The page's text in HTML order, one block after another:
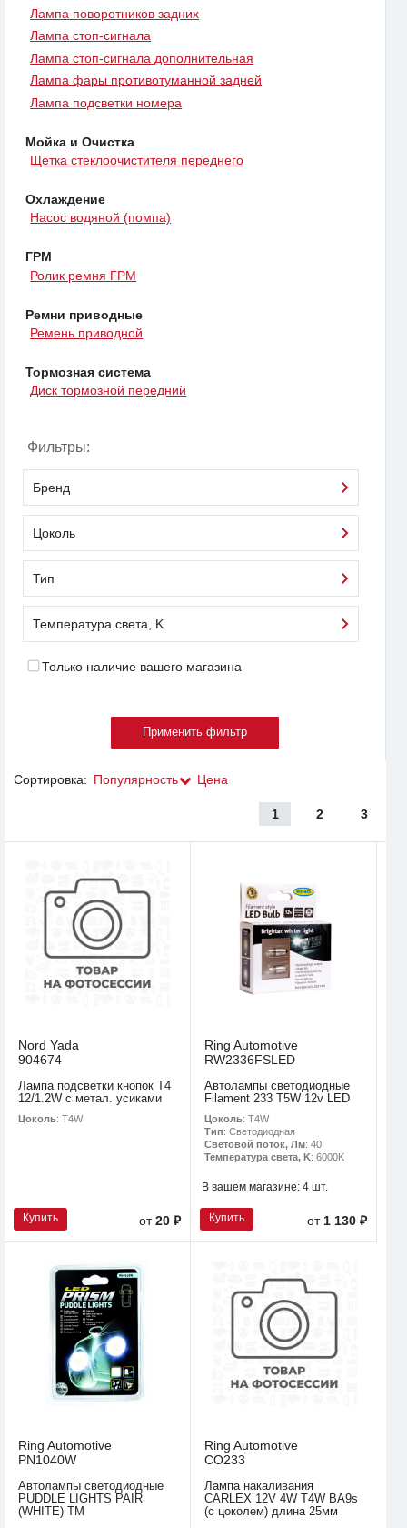
Лампа поворотников задних
Лампа стоп-сигнала
Лампа стоп-сигнала дополнительная
Лампа фары противотуманной задней
Лампа подсветки номера
Мойка и Очистка
Щетка стеклоочистителя переднего
Охлаждение
Насос водяной (помпа)
ГРМ
Ролик ремня ГРМ
Ремни приводные
Ремень приводной
Тормозная система
Диск тормозной передний
Фильтры:
Бренд
Цоколь
Тип
Температура света, K
Только наличие вашего магазина
Сортировка: Популярность Цена
1 2 3
Nord Yada
904674
Лампа подсветки кнопок T4
12/1.2W с метал. усиками
Цоколь: T4W
Купить от20 ₽
Ring Automotive
RW2336FSLED
Автолампы светодиодные
Filament 233 T5W 12v LED
Цоколь: T4W
Тип: Светодиодная
Световой поток, Лм: 40
Температура света, K: 6000K
В вашем магазине: 4 шт.
Купить от 1 130 ₽
Ring Automotive
PN1040W
Автолампы светодиодные
PUDDLE LIGHTS PAIR
(WHITE) TM
Ring Automotive
CO233
Лампа накаливания
CARLEX 12V 4W T4W BA9s
(с цоколем) длина 25мм